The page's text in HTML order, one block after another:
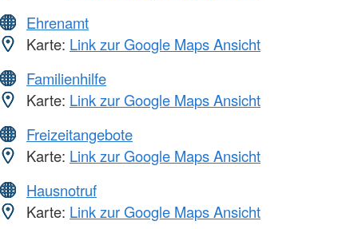
Ehrenamt
Karte: Link zur Google Maps Ansicht
Familienhilfe
Karte: Link zur Google Maps Ansicht
Freizeitangebote
Karte: Link zur Google Maps Ansicht
Hausnotruf
Karte: Link zur Google Maps Ansicht